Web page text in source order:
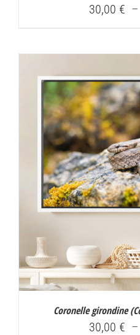
30,00 € –
Coronelle girondine (
30,00 € –